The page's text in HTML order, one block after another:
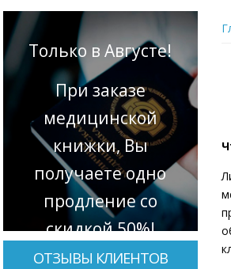
Только в Августе!
При заказе
медицинской
книжки, Вы
получаете одно
продление со
скидкой 50%!
ОТЗЫВЫ КЛИЕНТОВ